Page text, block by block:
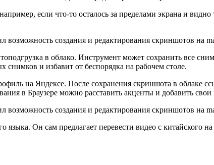
если что-то осталось за пределами экрана и
в облако. Инструмент может сохранить все
и избавит от беспорядка на рабочем столе.
на Яндексе. После сохранения скриншота в облаке
в Браузере можно расставить акценты и добавить
Он сам предлагает перевести видео с китайского на